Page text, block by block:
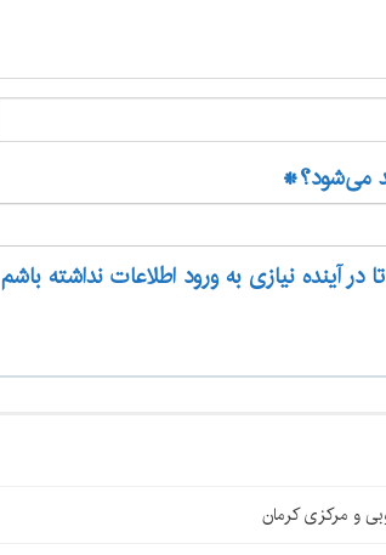
می‌شود؟*
در آینده نیازی به ورود اطلاعات نداشته باشم
و مرکزی کرمان